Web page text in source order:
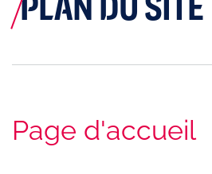
PLAN DU SITE
Page d'accueil